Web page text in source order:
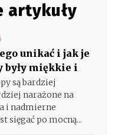
artykuły
unikać i jak je
były miękkie i
są bardziej
narażone na
i nadmierne
sięgać po mocną...